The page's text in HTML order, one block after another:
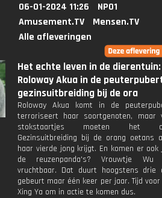
06-01-2024 11:26
NPO1
Amusement.TV
Mensen.TV
Alle afleveringen
Het echte leven in de dierentuin:
Roloway Akua in de
gezinsuitbreiding bij de ora
Roloway Akua komt in de
terroriseert haar soortgenoten, maar
stokstaartjes moeten het
Gezinsuitbreiding bij de orang oetans
haar vierde jong krijgt. En komen er ook
de reuzenpanda's? Vrouwtje
vruchtbaar. Dat duurt hoogstens drie
gebeurt maar één keer per jaar. Tijd
Xing Ya om in actie te komen dus.